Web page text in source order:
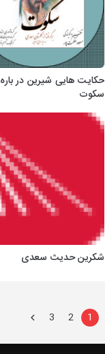
حکایت هایی شیرین در باره
سکوت
شکرین حدیث سعدی
1
2
3